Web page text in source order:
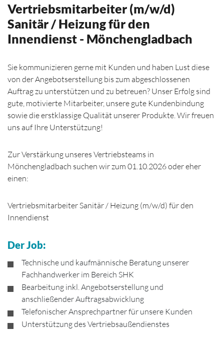
Vertriebsmitarbeiter (m/w/d)
Sanitär / Heizung für den
Innendienst - Mönchengladbach
Sie kommunizieren gerne mit Kunden und haben Lust diese
von der Angebotserstellung bis zum abgeschlossenen
Auftrag zu unterstützen und zu betreuen? Unser Erfolg sind
gute, motivierte Mitarbeiter, unsere gute Kundenbindung
sowie die erstklassige Qualität unserer Produkte. Wir freuen
uns auf Ihre Unterstützung!
Zur Verstärkung unseres Vertriebsteams in
Mönchengladbach suchen wir zum 01.10.2026 oder eher
einen:
Vertriebsmitarbeiter Sanitär / Heizung (m/w/d) für den
Innendienst
Der Job:
Technische und kaufmännische Beratung unserer
Fachhandwerker im Bereich SHK
Bearbeitung inkl. Angebotserstellung und
anschließender Auftragsabwicklung
Telefonischer Ansprechpartner für unsere Kunden
Unterstützung des Vertriebsaußendienstes